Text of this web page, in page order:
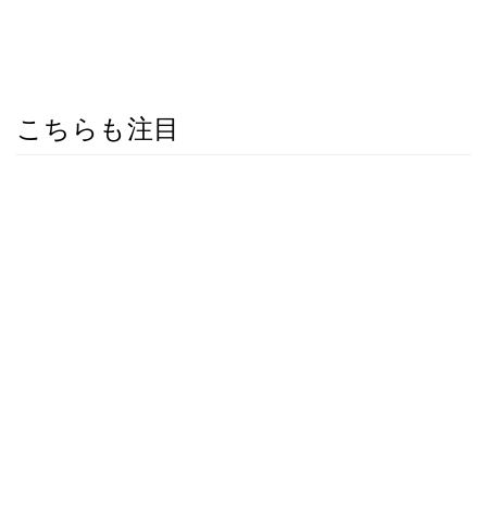
こちらも注目